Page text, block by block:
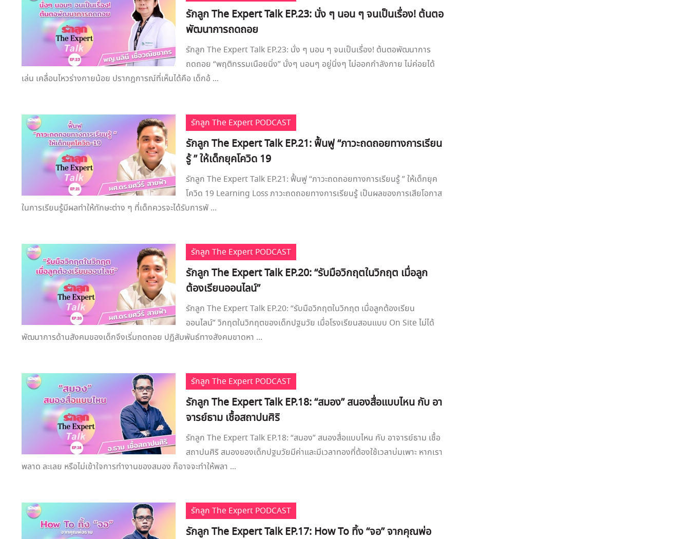
รักลูก The Expert Talk EP.23: นั่ง ๆ นอน ๆ จนเป็นเรื่อง! ต้นตอ
พัฒนาการถดถอย
รักลูก The Expert Talk EP.23: นั่ง ๆ นอน ๆ จนเป็นเรื่อง! ต้นตอพัฒนาการ
ถดถอย “พฤติกรรมเนือยนิ่ง” นั่งๆ นอนๆ อยู่นิ่งๆ ไม่ออกกำลังกาย ไม่ค่อยได้
เล่น เคลื่อนไหวร่างกายน้อย ปรากฎการณ์ที่เห็นได้คือ เด็กอ้ ...
รักลูก The Expert PODCAST
รักลูก The Expert Talk EP.21: ฟื้นฟู “ภาวะถดถอยทางการเรียน
รู้ ” ให้เด็กยุคโควิด 19
รักลูก The Expert Talk EP.21: ฟื้นฟู “ภาวะถดถอยทางการเรียนรู้ ” ให้เด็กยุค
โควิด 19 Learning Loss ภาวะถดถอยทางการเรียนรู้ เป็นผลของการเสียโอกาส
ในการเรียนรู้มีผลทำให้ทักษะต่าง ๆ ที่เด็กควรจะได้รับการพั ...
รักลูก The Expert PODCAST
รักลูก The Expert Talk EP.20: “รับมือวิกฤตในวิกฤต เมื่อลูก
ต้องเรียนออนไลน์”
รักลูก The Expert Talk EP.20: “รับมือวิกฤตในวิกฤต เมื่อลูกต้องเรียน
ออนไลน์” วิกฤตในวิกฤตของเด็กปฐมวัย เมื่อโรงเรียนสอนแบบ On Site ไม่ได้
พัฒนาการด้านสังคมของเด็กจึงเริ่มถดถอย ปฏิสัมพันธ์ทางสังคมขาดหา ...
รักลูก The Expert PODCAST
รักลูก The Expert Talk EP.18: “สมอง” สนองสื่อแบบไหน กับ อา
จารย์ธาม เชื้อสถาปนศิริ
รักลูก The Expert Talk EP.18: “สมอง” สนองสื่อแบบไหน กับ อาจารย์ธาม เชื้อ
สถาปนศิริ สมองของเด็กปฐมวัยมีค่าและมีเวลาทองที่ต้องใช้เวลาบ่มเพาะ หากเรา
พลาด ละเลย หรือไม่เข้าใจการทำงานของสมอง ก็อาจจะทำให้พลา ...
รักลูก The Expert PODCAST
รักลูก The Expert Talk EP.17: How To ทิ้ง “จอ” จากคุณพ่อ